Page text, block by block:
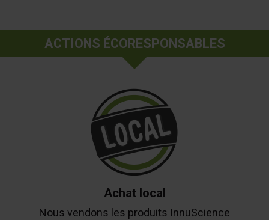
ACTIONS ÉCORESPONSABLES
Achat local
Nous vendons les produits InnuScience